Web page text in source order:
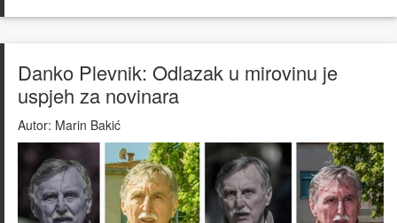
Danko Plevnik: Odlazak u mirovinu je
uspjeh za novinara
Autor: Marin Bakić